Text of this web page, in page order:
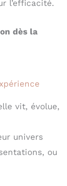
l’efficacité.
dès la
vit, évolue,
univers
ou